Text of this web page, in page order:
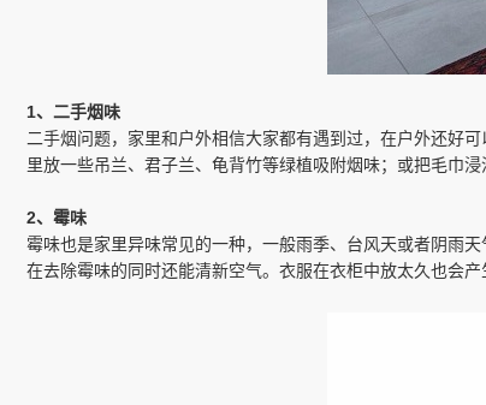
1、二手烟味
二手烟问题，家里和户外相信大家都有遇到过，在户外还好
里放一些吊兰、君子兰、龟背竹等绿植吸附烟味；或把毛巾
2、霉味
霉味也是家里异味常见的一种，一般雨季、台风天或者阴雨
在去除霉味的同时还能清新空气。衣服在衣柜中放太久也会